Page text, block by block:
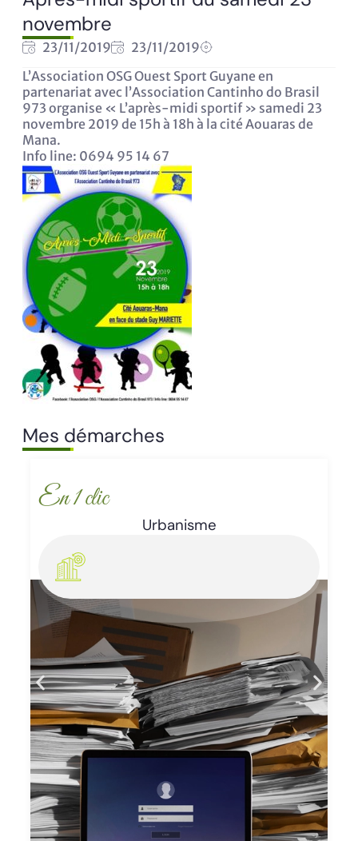
novembre
23/11/2019
23/11/2019
L’Association OSG Ouest Sport Guyane en
partenariat avec l’Association Cantinho do Brasil
973 organise « L’après-midi sportif » samedi 23
novembre 2019 de 15h à 18h à la cité Aouaras de
Mana.
Info line: 0694 95 14 67
Mes démarches
En 1 clic
Enlèvement d’épaves